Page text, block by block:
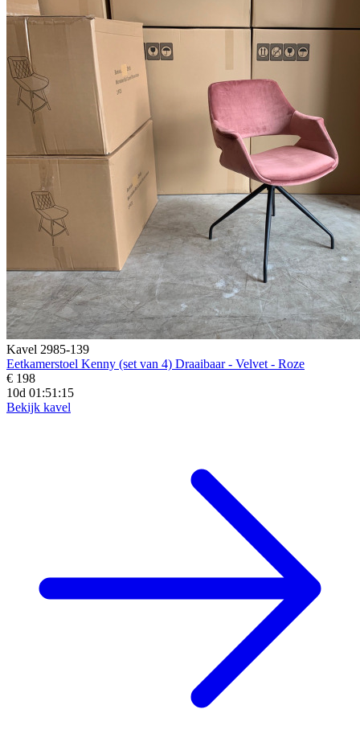
Kavel 2985-139
Eetkamerstoel Kenny (set van 4) Draaibaar - Velvet - Roze
€ 198
10d 01:51:14
Bekijk kavel